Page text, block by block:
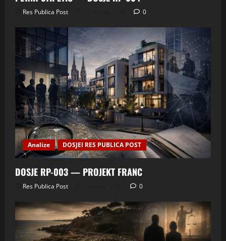
Res Publica Post 0
Analize DOSJEI RES PUBLICA POST
DOSJE RP-003 — PROJEKT FRANC
Res Publica Post 0